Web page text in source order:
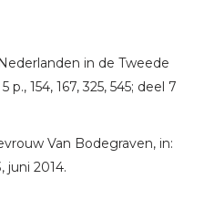
in de Tweede
154, 167, 325, 545; deel 7
Van Bodegraven, in:
juni 2014.